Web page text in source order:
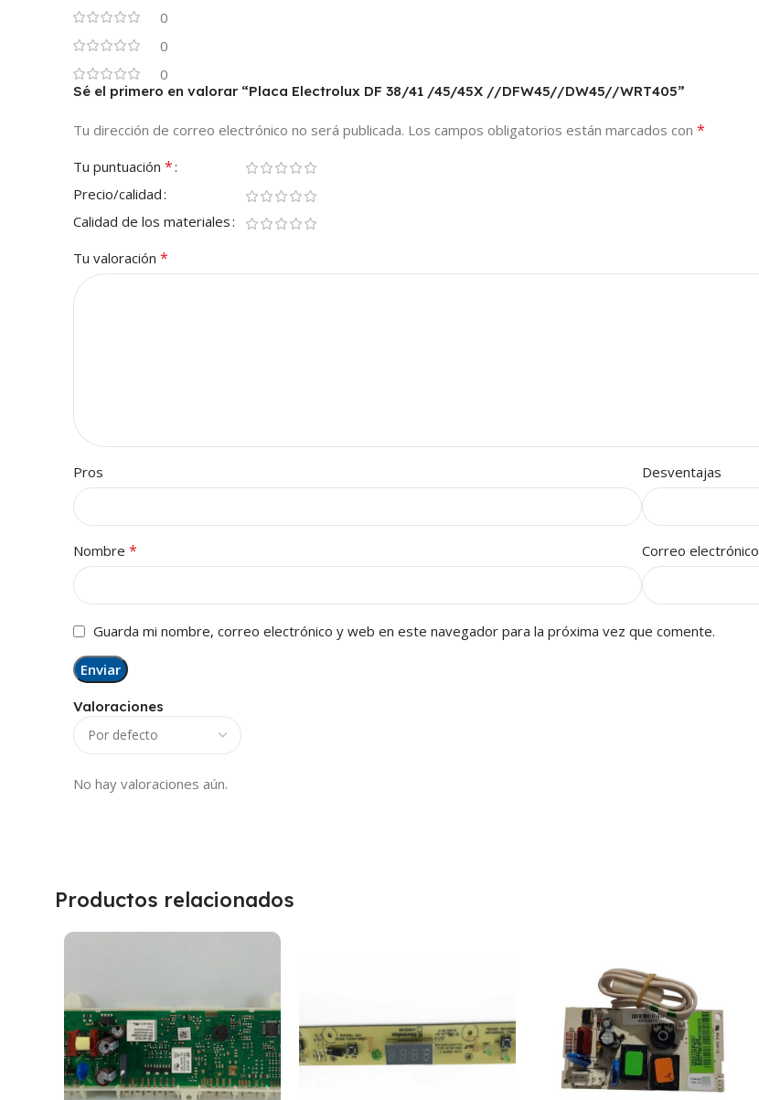
0
0
0
Valoraciones
No hay valoraciones aún.
Sé el primero en valorar “Placa Electrolux DF 38/41 /45/45X //DFW45//DW45//WRT405”
Tu dirección de correo electrónico no será publicada. Los campos obligatorios están marcados con *
Tu puntuación *
Precio/calidad
Calidad de los materiales
Tu valoración *
Pros Desventajas
Nombre * Correo electrónico
Guarda mi nombre, correo electrónico y web en este navegador para la próxima vez que comente.
Productos relacionados